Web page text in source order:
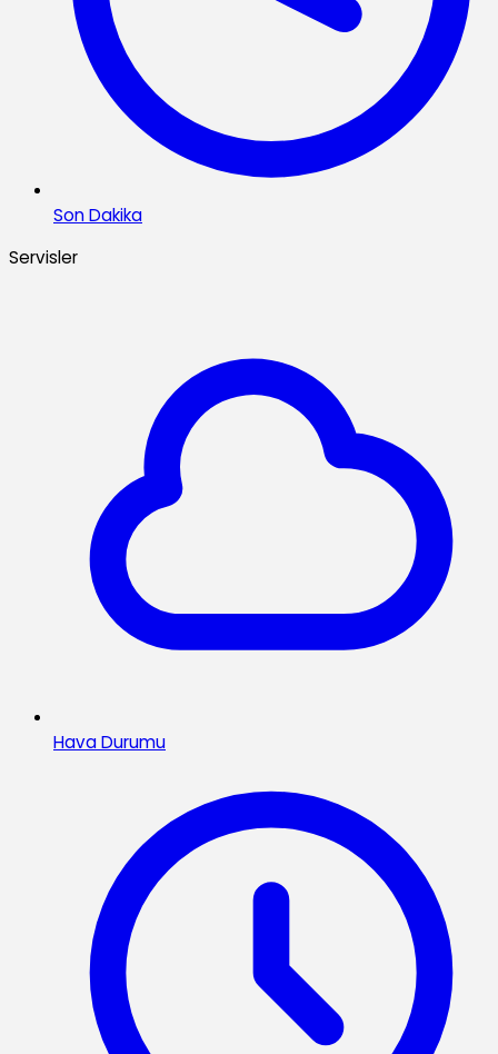
Son Dakika
Servisler
Hava Durumu